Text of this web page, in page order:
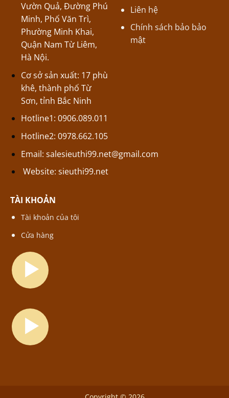
Vườn Quả, Đường Phú
Minh, Phố Văn Trì,
Phường Minh Khai,
Quận Nam Từ Liêm,
Hà Nội.
Cơ sở sản xuất: 17 phù
khê, thành phố Từ
Sơn, tỉnh Bắc Ninh
Hotline1: 0906.089.011
Hotline2: 0978.662.105
Email: salesieuthi99.net@gmail.com
Website: sieuthi99.net
Liên hệ
Chính sách bảo bảo
mật
TÀI KHOẢN
Tài khoản của tôi
Cửa hàng